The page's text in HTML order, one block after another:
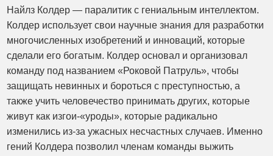
Найлз Колдер — паралитик с гениальным интеллектом.
Колдер использует свои научные знания для разработки
многочисленных изобретений и инноваций, которые
сделали его богатым. Колдер основал и организовал
команду под названием «Роковой Патруль», чтобы
защищать невинных и бороться с преступностью, а
также учить человечество принимать других, которые
живут как изгои-«уроды», которые радикально
изменились из-за ужасных несчастных случаев. Именно
гений Колдера позволил членам команды выжить